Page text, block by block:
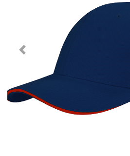
Wstecz